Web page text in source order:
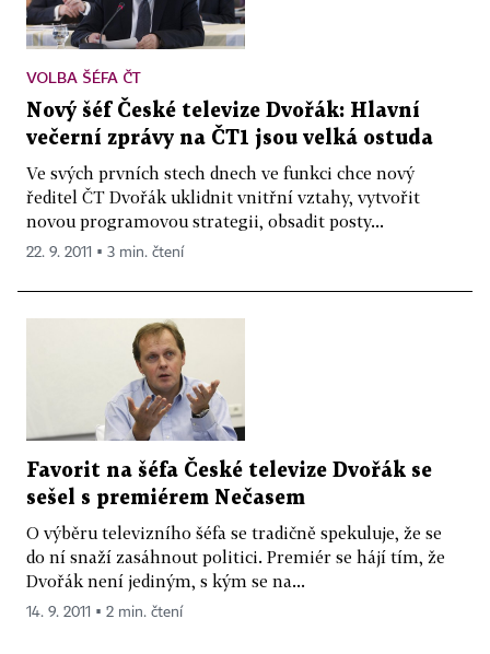
VOLBA ŠÉFA ČT
Nový šéf České televize Dvořák: Hlavní
večerní zprávy na ČT1 jsou velká ostuda
Ve svých prvních stech dnech ve funkci chce nový
ředitel ČT Dvořák uklidnit vnitřní vztahy, vytvořit
novou programovou strategii, obsadit posty...
22. 9. 2011 ▪ 3 min. čtení
Favorit na šéfa České televize Dvořák se
sešel s premiérem Nečasem
O výběru televizního šéfa se tradičně spekuluje, že se
do ní snaží zasáhnout politici. Premiér se hájí tím, že
Dvořák není jediným, s kým se na...
14. 9. 2011 ▪ 2 min. čtení